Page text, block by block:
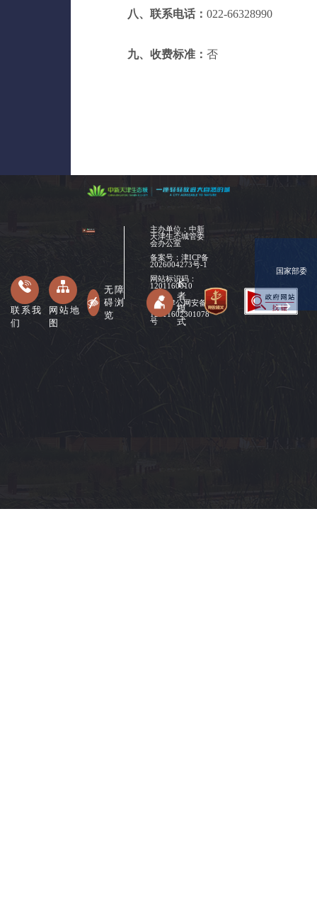
八、联系电话：022-66328990
九、收费标准：否
主办单位：中新
天津生态城管委
会办公室
备案号： 津ICP备
2026004273号-1
网站标识码：
1201160010
津公网安备
12011602301078
号
联系我
们
网站地
图
无障
碍浏
览
长
者
模
式
国家部委